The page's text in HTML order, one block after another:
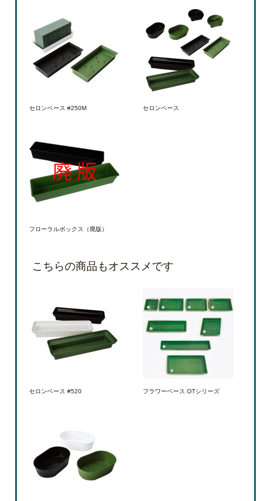
セロンベース #250M セロンベース
フローラルボックス（廃版）
こちらの商品もオススメです
セロンベース #520 フラワーベース OTシリーズ